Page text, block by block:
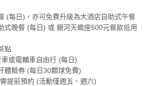
(每日)，亦可免費升級為大酒店自助式午餐
晚餐 (每日) 或 銀河天蠍座500元餐飲抵用
點
或電輔車自由行 (每日)
體驗券 (每日30顆球免費)
提前預約 (活動僅週五、週六)